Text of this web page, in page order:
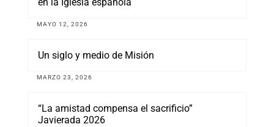
en la Iglesia española
MAYO 12, 2026
Un siglo y medio de Misión
MARZO 23, 2026
“La amistad compensa el sacrificio”
Javierada 2026